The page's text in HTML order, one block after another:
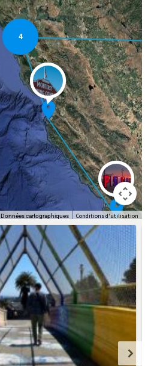
4
Données cartographiques Conditions d'utilisation